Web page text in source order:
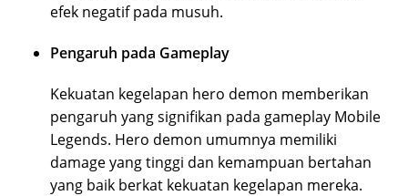
efek negatif pada musuh.
Pengaruh pada Gameplay
Kekuatan kegelapan hero demon memberikan
pengaruh yang signifikan pada gameplay Mobile
Legends. Hero demon umumnya memiliki
damage yang tinggi dan kemampuan bertahan
yang baik berkat kekuatan kegelapan mereka.